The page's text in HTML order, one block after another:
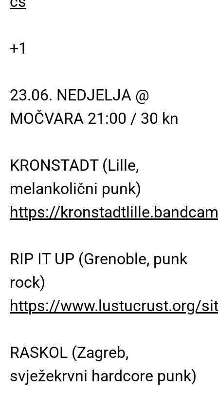
+1
23.06. NEDJELJA @
MOČVARA 21:00 / 30 kn
KRONSTADT (Lille,
melankolični punk)
https://
RIP IT UP (Grenoble, punk
rock)
https://www.lustucrust.org/
RASKOL (Zagreb,
svježekrvni hardcore punk)